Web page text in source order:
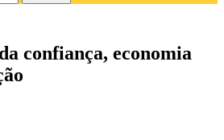
confiança, economia